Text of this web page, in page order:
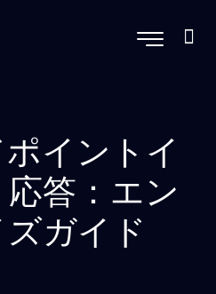
イントイ
答：エン
ガイド